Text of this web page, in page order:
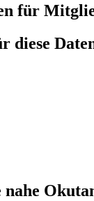
für
diese